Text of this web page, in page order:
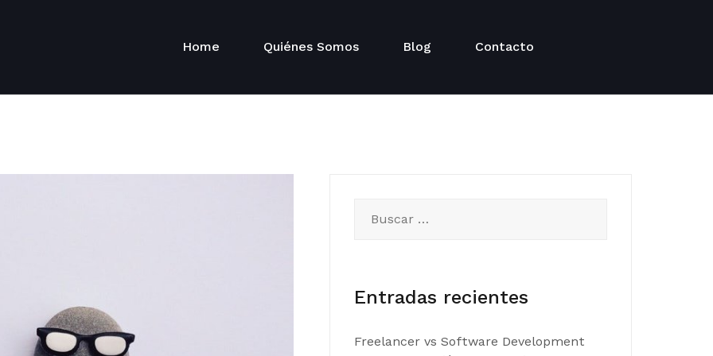
Home Quiénes Somos Blog Contacto
Entradas recientes
Freelancer vs Software Development